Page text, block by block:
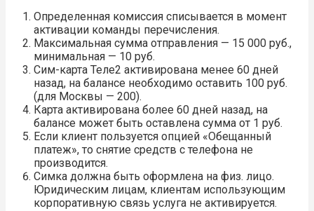
Определенная комиссия списывается в момент
активации команды перечисления.
Максимальная сумма отправления — 15 000 руб.,
минимальная — 10 руб.
Сим-карта Теле2 активирована менее 60 дней
назад, на балансе необходимо оставить 100 руб.
(для Москвы — 200).
Карта активирована более 60 дней назад, на
балансе может быть оставлена сумма от 1 руб.
Если клиент пользуется опцией «Обещанный
платеж», то снятие средств с телефона не
производится.
Симка должна быть оформлена на физ. лицо.
Юридическим лицам, клиентам использующим
корпоративную связь услуга не активируется.